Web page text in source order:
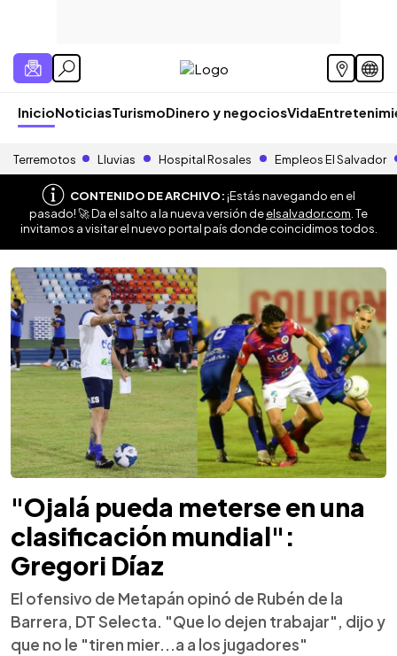
InicioNoticiasTurismoDinero y negociosVida
Terremotos Lluvias Hospital Rosales Empleos El Salvador
CONTENIDO DE ARCHIVO:¡Estás navegando en el
pasado! 🚀 Da el salto a la nueva versión deelsalvador.com . Te
invitamos a visitar el nuevo portal país donde coincidimos todos.
"Ojalá pueda meterse en una
clasificación mundial":
Gregori Díaz
El ofensivo de Metapán opinó de Rubén de la
Barrera, DT Selecta. "Que lo dejen trabajar", dijo y
que no le "tiren mier...a a los jugadores"